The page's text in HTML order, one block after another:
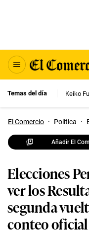
Temas del día Keiko
El Comercio · Politica ·
Añadir El
Elecciones
ver los
segunda
conteo